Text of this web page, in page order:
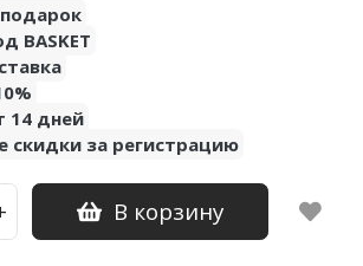
подарок
BASKET
14 дней
скидки за регистрацию
В корзину